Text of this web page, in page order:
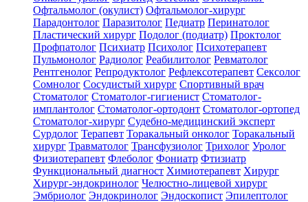
Офтальмолог (окулист) Офтальмолог-хирург
Парадонтолог Паразитолог Педиатр Перинатолог
Пластический хирург Подолог (подиатр) Проктолог
Профпатолог Психиатр Психолог Психотерапевт
Пульмонолог Радиолог Реабилитолог Ревматолог
Рентгенолог Репродуктолог Рефлексотерапевт Сексолог
Сомнолог Сосудистый хирург Спортивный врач
Стоматолог Стоматолог-гигиенист Стоматолог-
имплантолог Стоматолог-ортодонт Стоматолог-ортопед
Стоматолог-хирург Судебно-медицинский эксперт
Сурдолог Терапевт Торакальный онколог Торакальный
хирург Травматолог Трансфузиолог Трихолог Уролог
Физиотерапевт Флеболог Фониатр Фтизиатр
Функциональный диагност Химиотерапевт Хирург
Хирург-эндокринолог Челюстно-лицевой хирург
Эмбриолог Эндокринолог Эндоскопист Эпилептолог